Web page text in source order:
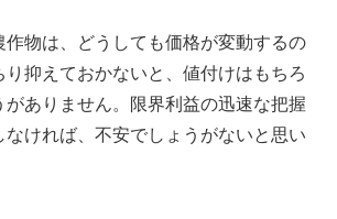
作物は、どうしても価格が変動するの
り抑えておかないと、値付けはもちろ
がありません。限界利益の迅速な把握
なければ、不安でしょうがないと思い